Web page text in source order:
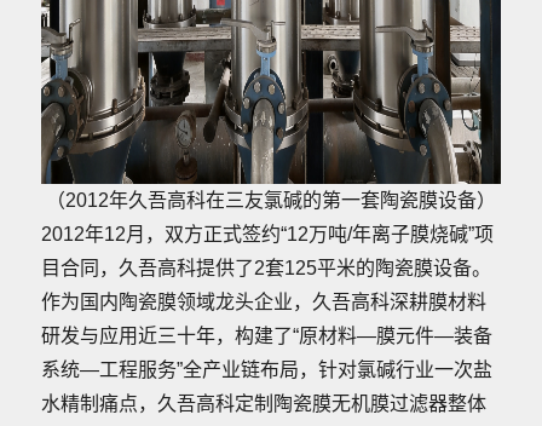
（2012年久吾高科在三友氯碱的第一套陶瓷膜设备）
2012年12月，双方正式签约“12万吨/年离子膜烧碱”项
目合同，久吾高科提供了2套125平米的陶瓷膜设备。
作为国内陶瓷膜领域龙头企业，久吾高科深耕膜材料
研发与应用近三十年，构建了“原材料—膜元件—装备
系统—工程服务”全产业链布局，针对氯碱行业一次盐
水精制痛点，久吾高科定制陶瓷膜无机膜过滤器整体